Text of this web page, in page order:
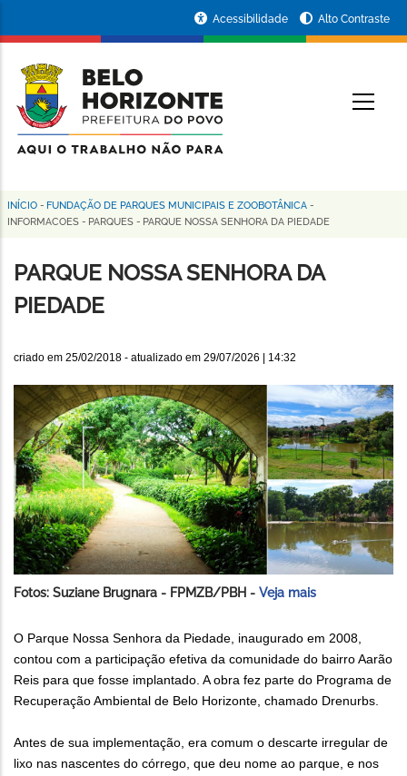
conteúdo
principal
da
Prefeitura
de
Horizonte
Acessibilidade Alto Contraste
Trilha
navegação
INÍCIO - FUNDAÇÃO DE PARQUES MUNICIPAIS E ZOOBOTÂNICA -
INFORMACOES - PARQUES - PARQUE NOSSA SENHORA DA PIEDADE
PARQUE NOSSA SENHORA DA
PIEDADE
criado em 25/02/2018 - atualizado em 29/07/2026 | 14:32
Fotos: Suziane Brugnara - FPMZB/PBH - Veja mais
O Parque Nossa Senhora da Piedade, inaugurado em 2008,
contou com a participação efetiva da comunidade do bairro Aarão
Reis para que fosse implantado. A obra fez parte do Programa de
Recuperação Ambiental de Belo Horizonte, chamado Drenurbs.
Antes de sua implementação, era comum o descarte irregular de
lixo nas nascentes do córrego, que deu nome ao parque, e nos